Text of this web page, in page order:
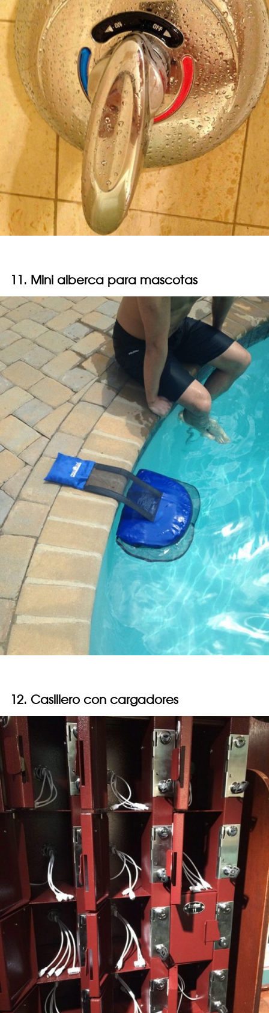
11. Mini alberca para mascotas
12. Casillero con cargadores